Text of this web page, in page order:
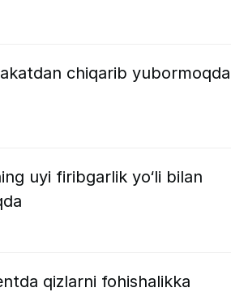
chiqarib yubormoqda
uyi firibgarlik yo‘li bilan
qizlarni fohishalikka